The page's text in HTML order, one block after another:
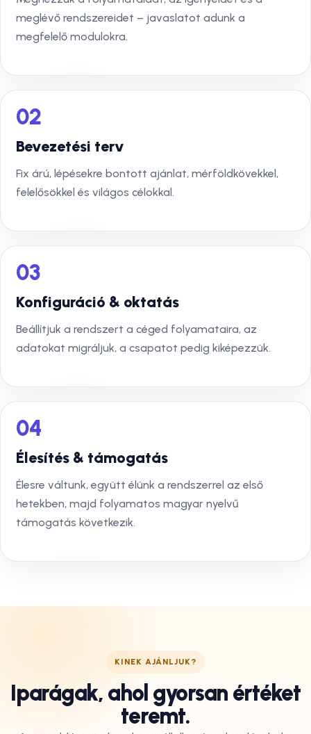
meglévő rendszereidet – javaslatot adunk a
megfelelő modulokra.
02
Bevezetési terv
Fix árú, lépésekre bontott ajánlat, mérföldkövekkel,
felelősökkel és világos célokkal.
03
Konfiguráció & oktatás
Beállítjuk a rendszert a céged folyamataira, az
adatokat migráljuk, a csapatot pedig kiképezzük.
04
Élesítés & támogatás
Élesre váltunk, együtt élünk a rendszerrel az első
hetekben, majd folyamatos magyar nyelvű
támogatás következik.
KINEK AJÁNLJUK?
Iparágak, ahol gyorsan értéket
teremt.